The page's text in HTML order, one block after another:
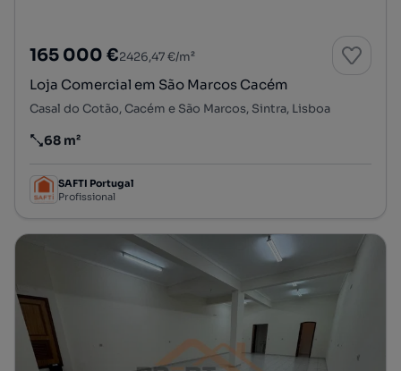
165 000 €2426,47 €/m²
Loja Comercial em São Marcos Cacém
Casal do Cotão, Cacém e São Marcos, Sintra, Lisboa
Preço por metro quadrado
68 m²
SAFTI Portugal
Profissional